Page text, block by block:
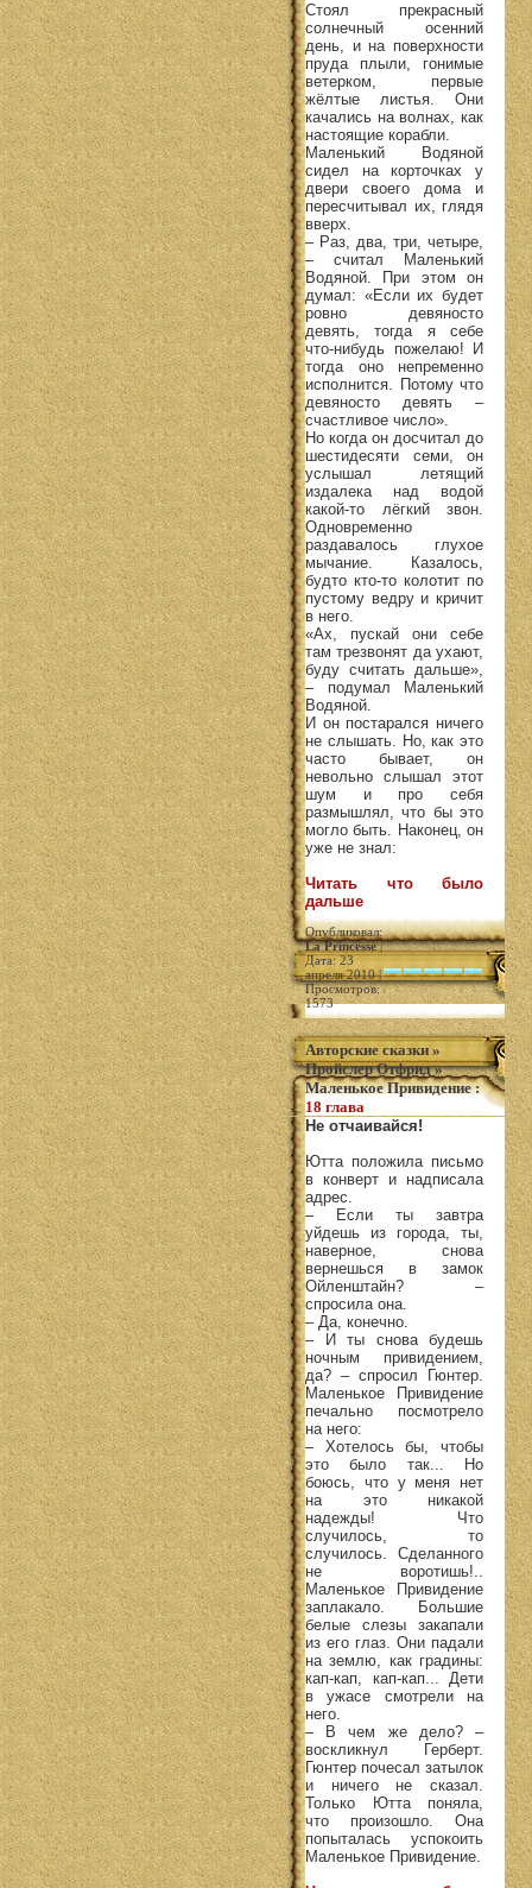
Стоял прекрасный
солнечный осенний
день, и на поверхности
пруда плыли, гонимые
ветерком, первые
жёлтые листья. Они
качались на волнах, как
настоящие корабли.
Маленький Водяной
сидел на корточках у
двери своего дома и
пересчитывал их, глядя
вверх.
– Раз, два, три, четыре,
– считал Маленький
Водяной. При этом он
думал: «Если их будет
ровно девяносто
девять, тогда я себе
что-нибудь пожелаю! И
тогда оно непременно
исполнится. Потому что
девяносто девять –
счастливое число».
Но когда он досчитал до
шестидесяти семи, он
услышал летящий
издалека над водой
какой-то лёгкий звон.
Одновременно
раздавалось глухое
мычание. Казалось,
будто кто-то колотит по
пустому ведру и кричит
в него.
«Ах, пускай они себе
там трезвонят да ухают,
буду считать дальше»,
– подумал Маленький
Водяной.
И он постарался ничего
не слышать. Но, как это
часто бывает, он
невольно слышал этот
шум и про себя
размышлял, что бы это
могло быть. Наконец, он
уже не знал:
Читать что было
дальше
Опубликовал:
La Princesse|
Дата: 23
апреля 2010 |
Просмотров:
1573
Авторские сказки »
Пройслер Отфрид»
Маленькое Привидение:
18 глава
Не отчаивайся!
Юттa положила письмо
в конверт и надписала
адрес.
– Если ты завтра
уйдешь из города, ты,
наверное, снова
вернешься в замок
Ойленштайн? –
спросила она.
– Да, конечно.
– И ты снова будешь
ночным привидением,
да? – спросил Гюнтер.
Маленькое Привидение
печально посмотрело
на него:
– Хотелось бы, чтобы
это было так... Но
боюсь, что у меня нет
на это никакой
надежды! Что
случилось, то
случилось. Сделанного
не воротишь!..
Маленькое Привидение
заплакало. Большие
белые слезы закапали
из его глаз. Они падали
на землю, как градины:
кап-кап, кап-кап... Дети
в ужасе смотрели на
него.
– В чем же дело? –
воскликнул Герберт.
Гюнтер почесал затылок
и ничего не сказал.
Только Ютта поняла,
что произошло. Она
попыталась успокоить
Маленькое Привидение.